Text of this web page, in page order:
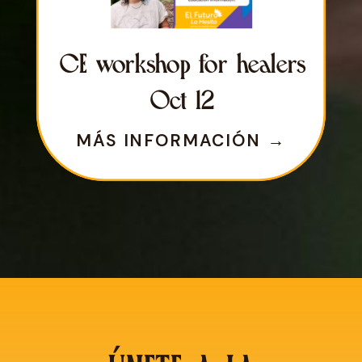
Specific Dates Will Be
Announced Soon
MÁS INFORMACIÓN →
CE workshop for healers
Oct 12